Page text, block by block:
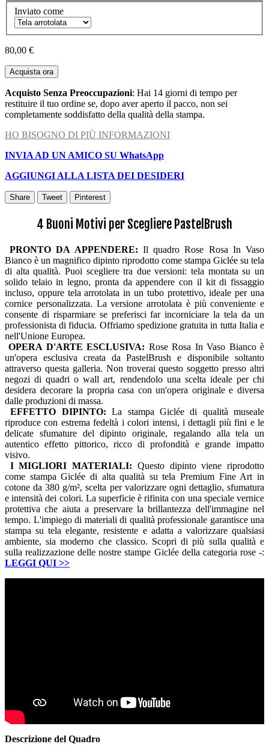
Inviato come
80,00 €
Acquista ora
Acquisto Senza Preoccupazioni: Hai 14 giorni di tempo per
restituire il tuo ordine se, dopo aver aperto il pacco, non sei
completamente soddisfatto della qualità della stampa.
HO BISOGNO DI PIÙ INFORMAZIONI
INVIA AD UN AMICO SU WhatsApp
AGGIUNGI ALLA LISTA DEI DESIDERI
Share Tweet Pinterest
4 Buoni Motivi per Scegliere PastelBrush
PRONTO DA APPENDERE: Il quadro Rose Rosa In Vaso
Bianco è un magnifico dipinto riprodotto come stampa Giclée su tela
di alta qualità. Puoi scegliere tra due versioni: tela montata su un
solido telaio in legno, pronta da appendere con il kit di fissaggio
incluso, oppure tela arrotolata in un tubo protettivo, ideale per una
cornice personalizzata. La versione arrotolata è più conveniente e
consente di risparmiare se preferisci far incorniciare la tela da un
professionista di fiducia. Offriamo spedizione gratuita in tutta Italia e
nell'Unione Europea.
OPERA D'ARTE ESCLUSIVA: Rose Rosa In Vaso Bianco è
un'opera esclusiva creata da PastelBrush e disponibile soltanto
attraverso questa galleria. Non troverai questo soggetto presso altri
negozi di quadri o wall art, rendendolo una scelta ideale per chi
desidera decorare la propria casa con un'opera originale e diversa
dalle produzioni di massa.
EFFETTO DIPINTO: La stampa Giclée di qualità museale
riproduce con estrema fedeltà i colori intensi, i dettagli più fini e le
delicate sfumature del dipinto originale, regalando alla tela un
autentico effetto pittorico, ricco di profondità e grande impatto
visivo.
I MIGLIORI MATERIALI: Questo dipinto viene riprodotto
come stampa Giclée di alta qualità su tela Premium Fine Art in
cotone da 380 g/m², scelta per valorizzare ogni dettaglio, sfumatura
e intensità dei colori. La superficie è rifinita con una speciale vernice
protettiva che aiuta a preservare la brillantezza dell'immagine nel
tempo. L'impiego di materiali di qualità professionale garantisce una
stampa su tela elegante, resistente e adatta a valorizzare qualsiasi
ambiente, sia moderno che classico. Scopri di più sulla qualità e
sulla realizzazione delle nostre stampe Giclée della categoria rose -:
LEGGI QUI >>
Descrizione del Quadro